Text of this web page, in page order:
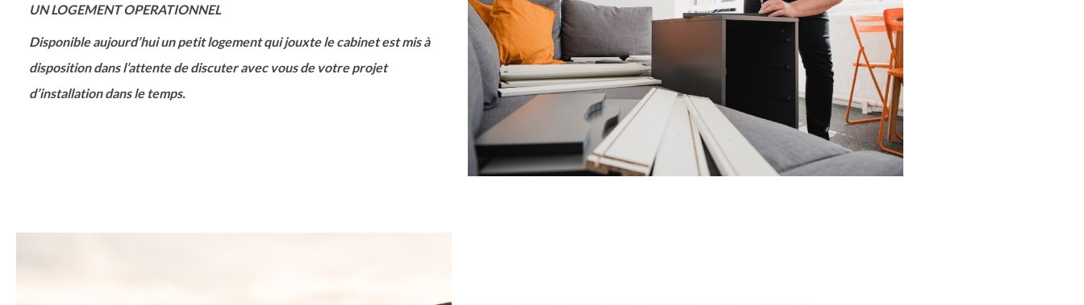
UN LOGEMENT OPERATIONNEL
Disponible aujourd’hui un petit logement qui jouxte le cabinet est mis à
disposition dans l’attente de discuter avec vous de votre projet
d’installation dans le temps.